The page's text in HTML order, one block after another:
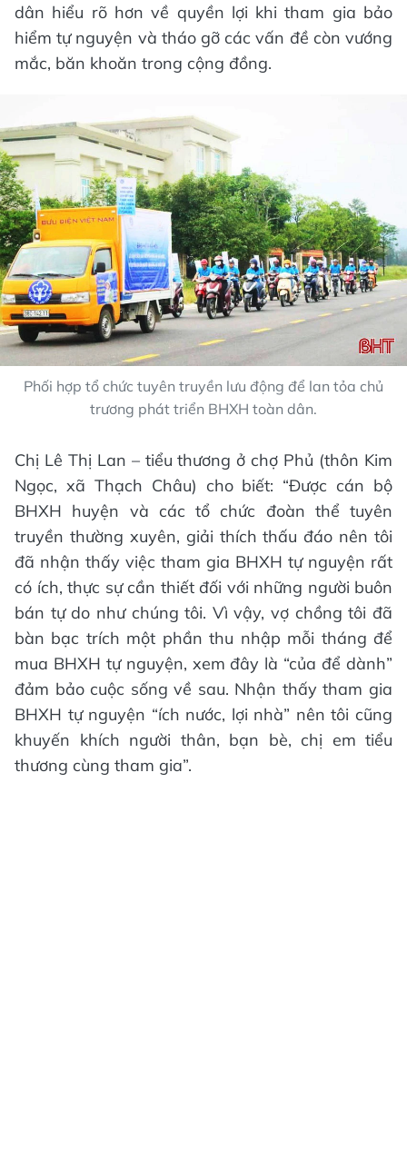
dân hiểu rõ hơn về quyền lợi khi tham gia bảo
hiểm tự nguyện và tháo gỡ các vấn đề còn vướng
mắc, băn khoăn trong cộng đồng.
Phối hợp tổ chức tuyên truyền lưu động để lan tỏa chủ
trương phát triển BHXH toàn dân.
Chị Lê Thị Lan – tiểu thương ở chợ Phủ (thôn Kim
Ngọc, xã Thạch Châu) cho biết: “Được cán bộ
BHXH huyện và các tổ chức đoàn thể tuyên
truyền thường xuyên, giải thích thấu đáo nên tôi
đã nhận thấy việc tham gia BHXH tự nguyện rất
có ích, thực sự cần thiết đối với những người buôn
bán tự do như chúng tôi. Vì vậy, vợ chồng tôi đã
bàn bạc trích một phần thu nhập mỗi tháng để
mua BHXH tự nguyện, xem đây là “của để dành”
đảm bảo cuộc sống về sau. Nhận thấy tham gia
BHXH tự nguyện “ích nước, lợi nhà” nên tôi cũng
khuyến khích người thân, bạn bè, chị em tiểu
thương cùng tham gia”.